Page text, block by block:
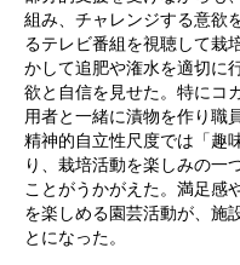
組み、チャレンジする意欲
るテレビ番組を視聴して栽
かして追肥や潅水を適切に
欲と自信を見せた。特にコ
用者と一緒に漬物を作り職
精神的自立性尺度では「趣
り、栽培活動を楽しみの一
ことがうかがえた。満足感
を楽しめる園芸活動が、施
とになった。